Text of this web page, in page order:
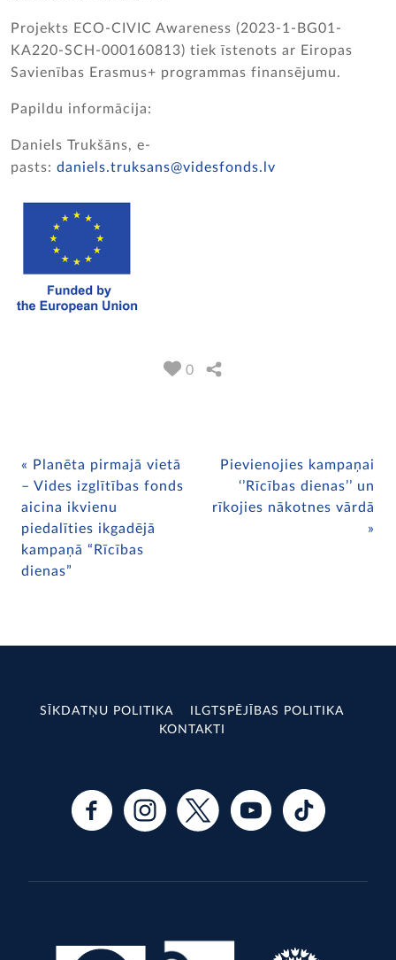
Projekts ECO-CIVIC Awareness (2023-1-BG01-
KA220-SCH-000160813) tiek īstenots ar Eiropas
Savienības Erasmus+ programmas finansējumu.
Papildu informācija:
Daniels Trukšāns, e-
pasts: daniels.truksans@videsfonds.lv
0
Planēta pirmajā vietā
– Vides izglītības fonds
aicina ikvienu
piedalīties ikgadējā
kampaņā “Rīcības
dienas”
Pievienojies kampaņai
‘’Rīcības dienas’’ un
rīkojies nākotnes vārdā
SĪKDATŅU POLITIKA
ILGTSPĒJĪBAS POLITIKA
KONTAKTI